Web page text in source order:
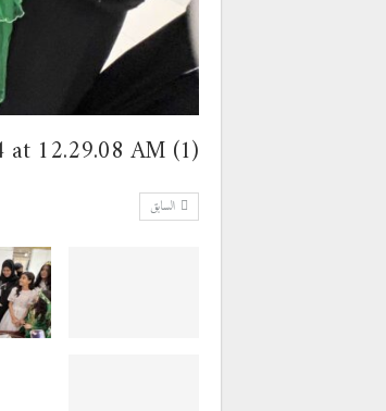
at 12.29.08 AM (1)
السابق